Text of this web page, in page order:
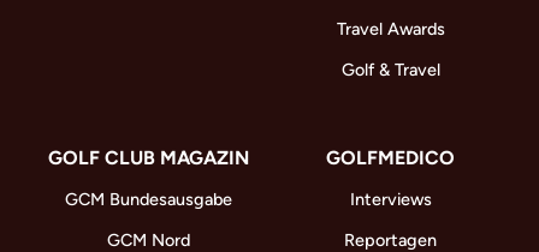
Travel Awards
Golf & Travel
GOLF CLUB MAGAZIN
GCM Bundesausgabe
GCM Nord
GOLFMEDICO
Interviews
Reportagen